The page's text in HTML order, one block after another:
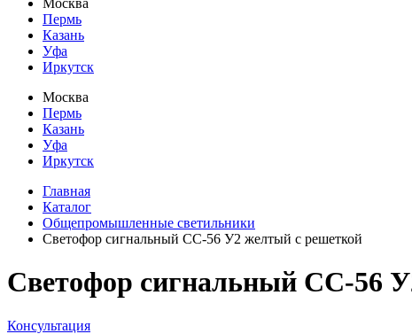
Москва
Пермь
Казань
Уфа
Иркутск
Москва
Пермь
Казань
Уфа
Иркутск
Главная
Каталог
Общепромышленные светильники
Светофор сигнальный СС-56 У2 желтый с решеткой
Светофор сигнальный СС-56
Консультация